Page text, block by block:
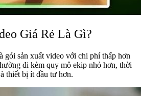
Giá Rẻ Là Gì?
gói sản xuất video với chi phí thấp hơn
đi kèm quy mô ekip nhỏ hơn, thời
thiết bị ít đầu tư hơn.